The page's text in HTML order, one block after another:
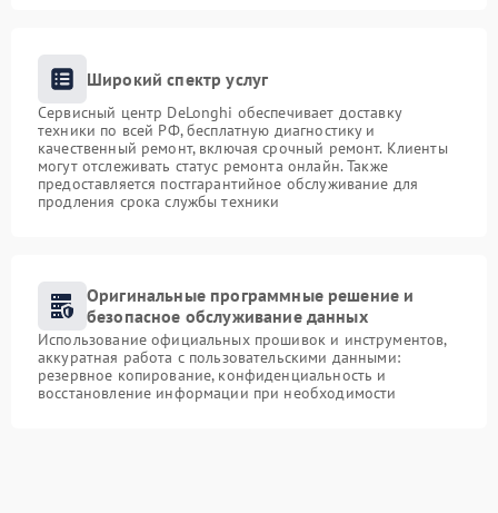
Широкий спектр услуг
Сервисный центр DeLonghi обеспечивает доставку
техники по всей РФ, бесплатную диагностику и
качественный ремонт, включая срочный ремонт. Клиенты
могут отслеживать статус ремонта онлайн. Также
предоставляется постгарантийное обслуживание для
продления срока службы техники
Оригинальные программные решение и
безопасное обслуживание данных
Использование официальных прошивок и инструментов,
аккуратная работа с пользовательскими данными:
резервное копирование, конфиденциальность и
восстановление информации при необходимости